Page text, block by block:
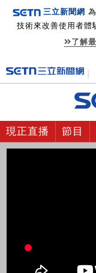
三立新聞網
技術來改善使用者體
了解
現正直播 節目